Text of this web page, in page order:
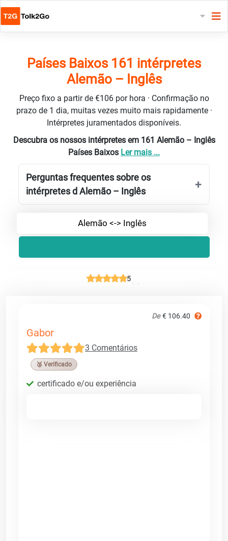
Países Baixos 161 intérpretes
Alemão – Inglês
Preço fixo a partir de €106 por hora · Confirmação no
prazo de 1 dia, muitas vezes muito mais rapidamente ·
Intérpretes juramentados disponíveis.
Descubra os nossos intérpretes em 161 Alemão – Inglês
Países Baixos Ler mais ...
Perguntas frequentes sobre os
intérpretes d Alemão – Inglês
Alemão <-> Inglês
5
De € 106.40
Gabor
3 Comentários
🥉 Verificado
certificado e/ou experiência